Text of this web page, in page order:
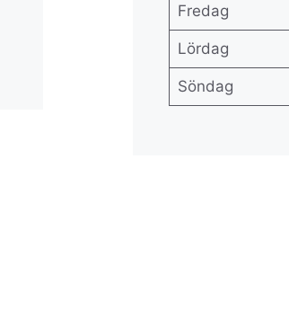
Fredag
Lördag
Söndag